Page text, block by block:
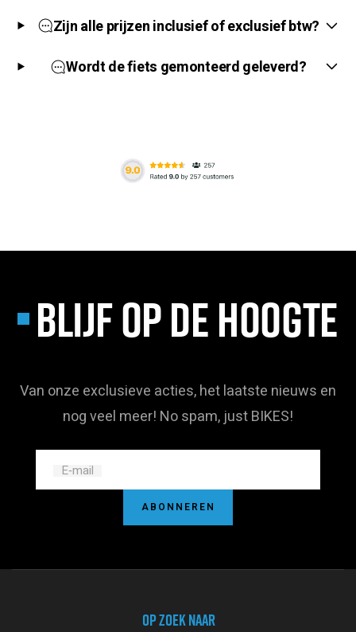
Zijn alle prijzen inclusief of exclusief btw?
Wordt de fiets gemonteerd geleverd?
BLIJF OP DE HOOGTE
Van onze exclusieve acties, het laatste nieuws en
nog veel meer! No spam, just BIKES!
E‑mail
ABONNEREN
OP ZOEK NAAR